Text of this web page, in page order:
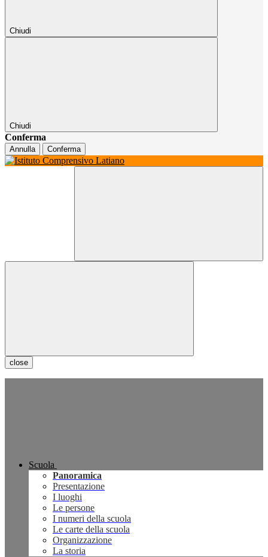
Chiudi
Chiudi
Conferma
Annulla Conferma
close
Scuola
Panoramica
Presentazione
I luoghi
Le persone
I numeri della scuola
Le carte della scuola
Organizzazione
La storia